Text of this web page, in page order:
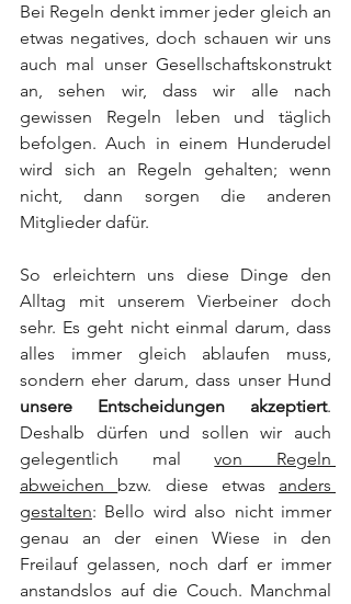
Bei Regeln denkt immer jeder gleich an
etwas negatives, doch schauen wir uns
auch mal unser Gesellschaftskonstrukt
an, sehen wir, dass wir alle nach
gewissen Regeln leben und täglich
befolgen. Auch in einem Hunderudel
wird sich an Regeln gehalten; wenn
nicht, dann sorgen die anderen
Mitglieder dafür.
So erleichtern uns diese Dinge den
Alltag mit unserem Vierbeiner doch
sehr. Es geht nicht einmal darum, dass
alles immer gleich ablaufen muss,
unsere Entscheidungen akzeptiert.
Deshalb dürfen und sollen wir auch
gelegentlich mal von Regeln
abweichen bzw. diese etwas anders
gestalten: Bello wird also nicht immer
genau an der einen Wiese in den
Freilauf gelassen, noch darf er immer
anstandslos auf die Couch. Manchmal